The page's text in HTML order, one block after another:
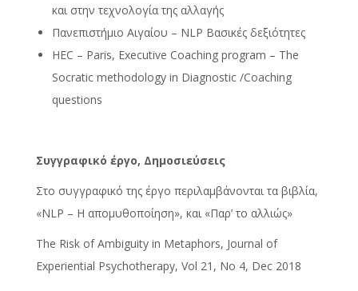
και στην τεχνολογία της αλλαγής
Πανεπιστήμιο Αιγαίου – NLP Bασικές δεξιότητες
HEC – Paris, Executive Coaching program – The
Socratic methodology in Diagnostic /Coaching
questions
Συγγραφικό έργο, Δημοσιεύσεις
Στο συγγραφικό της έργο περιλαμβάνονται τα βιβλία,
«NLP – Η απομυθοποίηση», και «Παρ’ το αλλιώς»
The Risk of Ambiguity in Metaphors, Journal of
Experiential Psychotherapy, Vol 21, No 4, Dec 2018